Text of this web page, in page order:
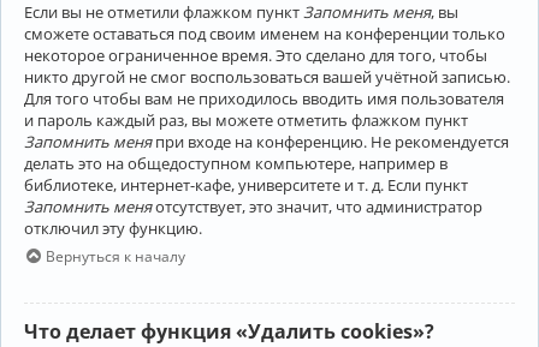
Если вы не отметили флажком пунктЗапомнить меня, вы
сможете оставаться под своим именем на конференции только
некоторое ограниченное время. Это сделано для того, чтобы
никто другой не смог воспользоваться вашей учётной записью.
Для того чтобы вам не приходилось вводить имя пользователя
и пароль каждый раз, вы можете отметить флажком пункт
Запомнить меняпри входе на конференцию. Не рекомендуется
делать это на общедоступном компьютере, например в
библиотеке, интернет-кафе, университете и т. д. Если пункт
Запомнить меняотсутствует, это значит, что администратор
отключил эту функцию.
Вернуться к началу
Что делает функция «Удалить cookies»?